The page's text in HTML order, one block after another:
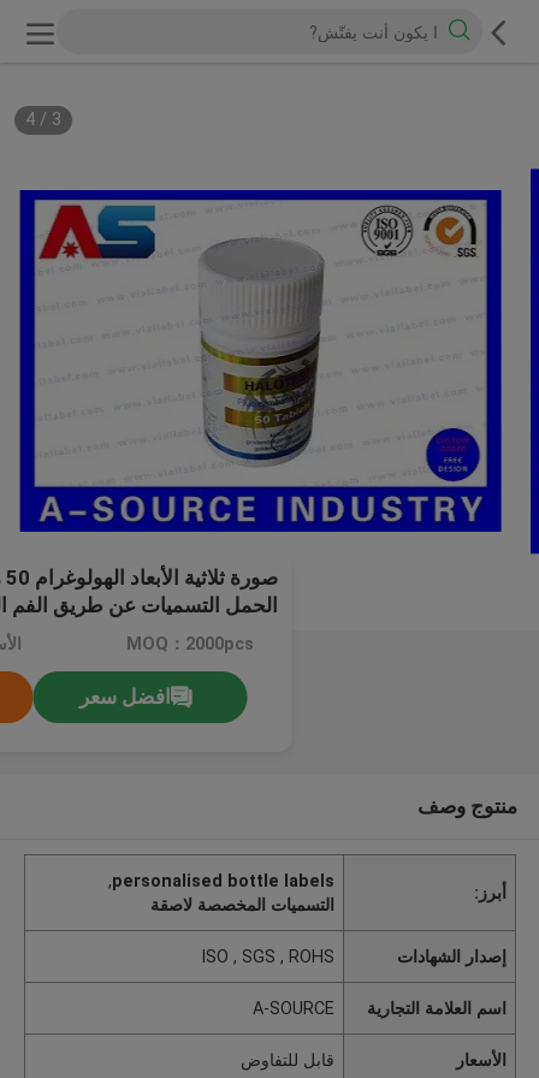
3
/
4
الحمل التسميات عن طريق
تسمية / شخصية زجاجة تسميات
MOQ：2000pcs
افضل سعر
منتوج وصف
أبرز:
personalised bottle labels
,
التسميات المخصصة لاصقة
إصدار الشهادات ISO , SGS , ROHS
اسم العلامة التجارية A-SOURCE
الأسعار قابل للتفاوض